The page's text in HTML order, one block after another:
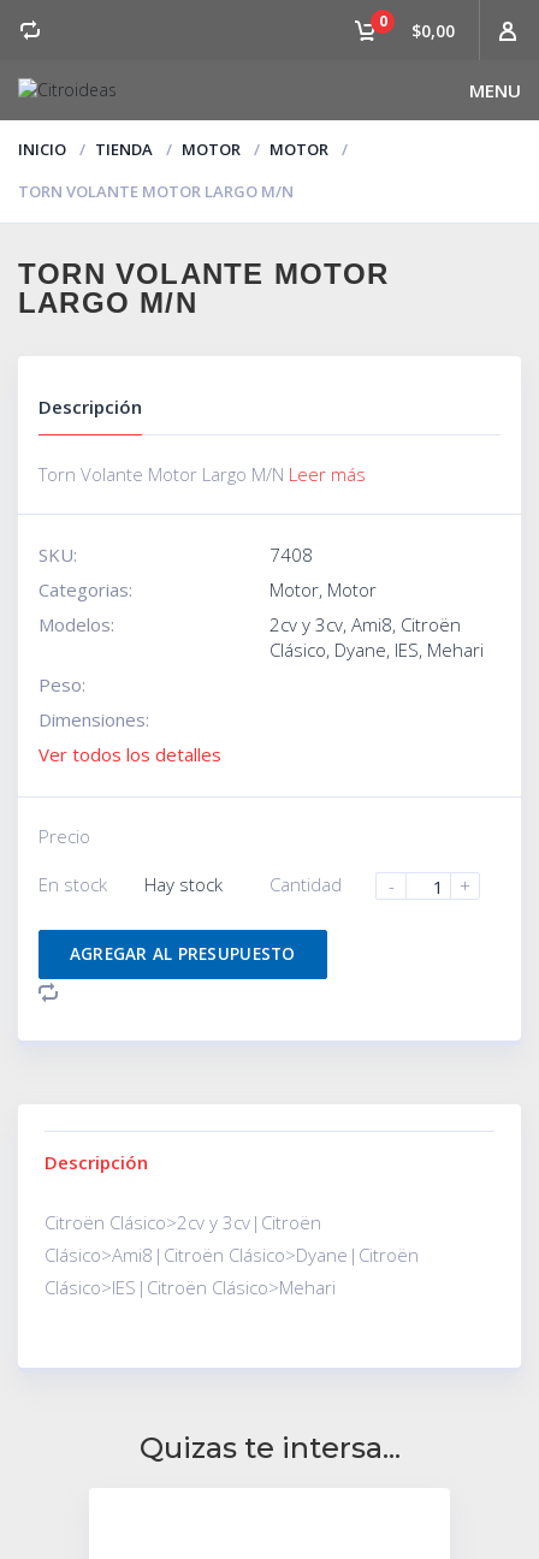
MENU
0 $0,00
INICIO TIENDA MOTOR
MOTOR
TORN VOLANTE MOTOR LARGO M/N
TORN VOLANTE MOTOR
LARGO M/N
Descripción
Torn Volante Motor Largo M/N Leer más
SKU:
7408
Categorias:
Motor, Motor
Modelos:
2cv y 3cv, Ami8, Citroën
Clásico, Dyane, IES, Mehari
Peso:
Dimensiones:
Ver todos los detalles
Precio
En stock
Hay stock Cantidad - +
AGREGAR AL PRESUPUESTO
Descripción
Citroën Clásico>2cv y 3cv|Citroën
Clásico>Ami8|Citroën Clásico>Dyane|Citroën
Clásico>IES|Citroën Clásico>Mehari
Quizas te intersa...